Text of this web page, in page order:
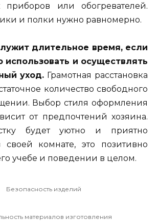
приборов или обогревателей.
и полки нужно равномерно.
длительное время, если
использовать и осуществлять
уход. Грамотная расстановка
количество свободного
Выбор стиля оформления
от предпочтений хозяина.
будет уютно и приятно
своей комнате, это позитивно
учебе и поведении в целом.
Безопасность изделий
материалов изготовления